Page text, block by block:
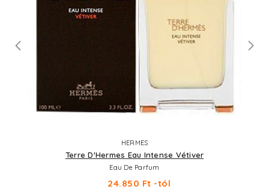
HERMES
Terre D'Hermes Eau Intense Vétiver
Eau De Parfum
24.850 Ft -tól